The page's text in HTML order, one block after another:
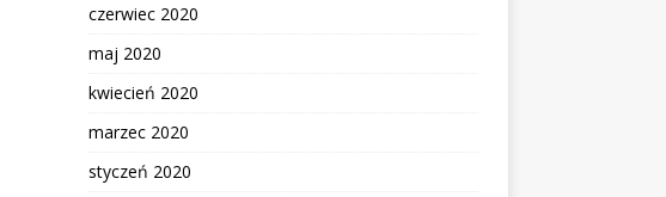
czerwiec 2020
maj 2020
kwiecień 2020
marzec 2020
styczeń 2020